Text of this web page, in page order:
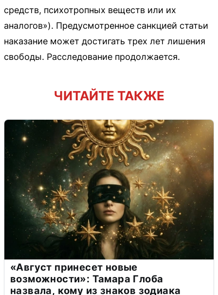
средств, психотропных веществ или их
аналогов»). Предусмотренное санкцией статьи
наказание может достигать трех лет лишения
свободы. Расследование продолжается.
ЧИТАЙТЕ ТАКЖЕ
«Август принесет новые
возможности»: Тамара Глоба
назвала, кому из знаков зодиака